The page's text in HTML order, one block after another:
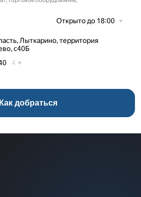
Как добраться